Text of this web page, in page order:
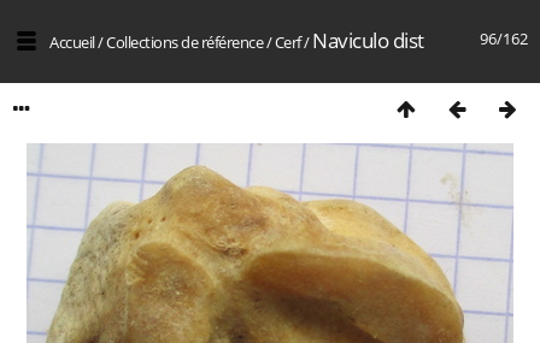
96/162
Accueil/Collections de référence/Cerf/Naviculo dist